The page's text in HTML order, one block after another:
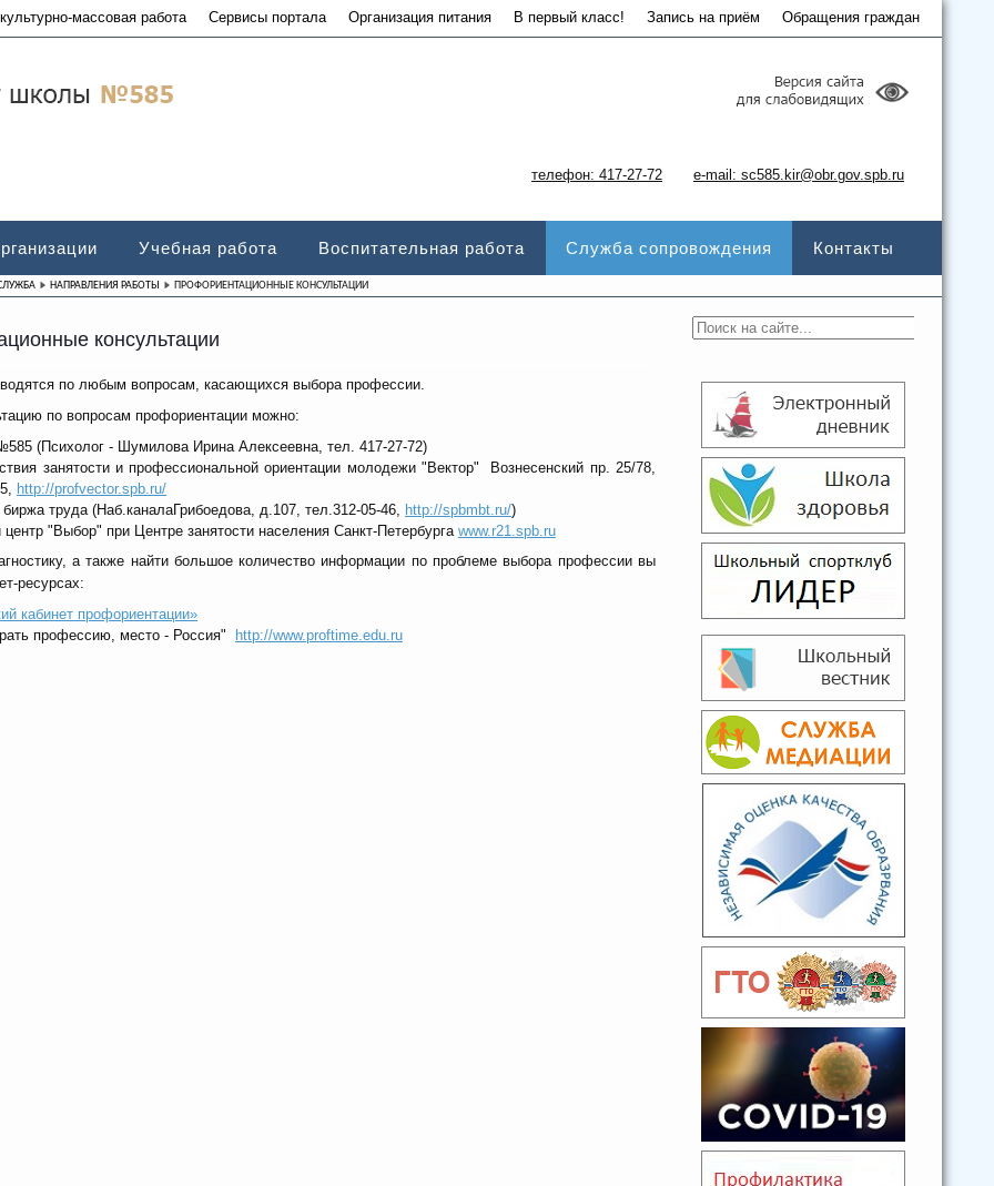
массовая работа Сервисы портала Организация питания В первый класс! Запись на приём Обращения граждан
телефон: 417-27-72 e-mail: sc585.kir@obr.gov.spb.ru
Учебная работа Воспитательная работа Служба сопровождения Контакты
НАПРАВЛЕНИЯ РАБОТЫ ПРОФОРИЕНТАЦИОННЫЕ КОНСУЛЬТАЦИИ
консультации
по любым вопросам, касающихся выбора профессии.
по вопросам профориентации можно:
(Психолог - Шумилова Ирина Алексеевна, тел. 417-27-72)
занятости и профессиональной ориентации молодежи "Вектор" Вознесенский пр. 25/78,
http://profvector.spb.ru/
труда (Наб.каналаГрибоедова, д.107, тел.312-05-46, http://spbmbt.ru/)
"Выбор" при Центре занятости населения Санкт-Петербурга www.r21.spb.ru
а также найти большое количество информации по проблеме выбора профессии вы
ресурсах:
кабинет профориентации»
профессию, место - Россия"
http://www.proftime.edu.ru